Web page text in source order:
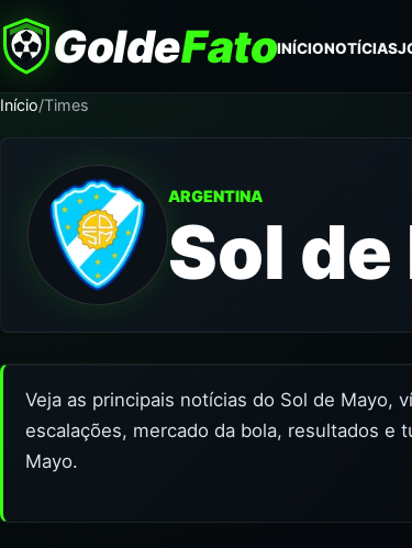
GoldeFatoINÍCIONOTÍCIAS
Início/Times
ARGENTINA
Sol
Veja as principais notícias do Sol de Mayo,
escalações, mercado da bola, resultados e
Mayo.